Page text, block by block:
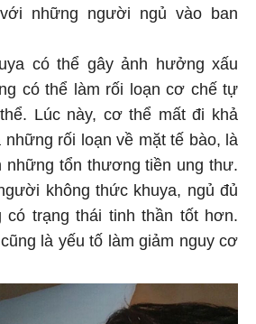
những người ngủ vào ban
có thể gây ảnh hưởng xấu
có thể làm rối loạn cơ chế tự
Lúc này, cơ thể mất đi khả
rối loạn về mặt tế bào, là
những tổn thương tiền ung thư.
không thức khuya, ngủ đủ
trạng thái tinh thần tốt hơn.
là yếu tố làm giảm nguy cơ